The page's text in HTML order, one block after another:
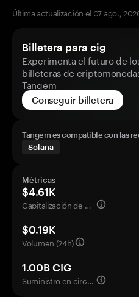
Última actualización el 07 ago.,
Billetera para cig
Experimenta el futuro de
billeteras de
Tangem
Conseguir billetera
Tangem es compatible con las
Solana
Métricas
$4.61K
Capitalización de mercado
$0.19K
Volumen (24h)
1.00B CIG
Suministro en circulación